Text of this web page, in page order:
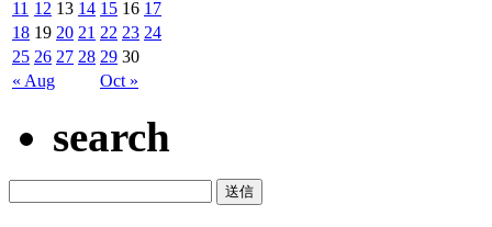
« Aug Oct »
11 12 13 14 15 16 17
18 19 20 21 22 23 24
25 26 27 28 29 30
search